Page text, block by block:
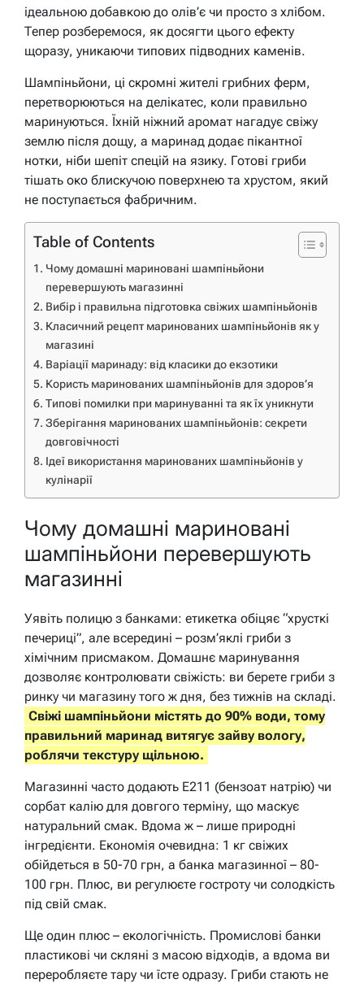
ідеальною добавкою до олів’є чи просто з хлібом.
Тепер розберемося, як досягти цього ефекту
щоразу, уникаючи типових підводних каменів.
Шампіньйони, ці скромні жителі грибних ферм,
перетворюються на делікатес, коли правильно
маринуються. Їхній ніжний аромат нагадує свіжу
землю після дощу, а маринад додає пікантної
нотки, ніби шепіт спецій на язику. Готові гриби
тішать око блискучою поверхнею та хрустом, який
не поступається фабричним.
Table of Contents
Чому домашні мариновані шампіньйони
перевершують магазинні
Вибір і правильна підготовка свіжих шампіньйонів
Класичний рецепт маринованих шампіньйонів як у
магазині
Варіації маринаду: від класики до екзотики
Користь маринованих шампіньйонів для здоров’я
Типові помилки при маринуванні та як їх уникнути
Зберігання маринованих шампіньйонів: секрети
довговічності
Ідеї використання маринованих шампіньйонів у
кулінарії
Чому домашні мариновані
шампіньйони перевершують
магазинні
Уявіть полицю з банками: етикетка обіцяє “хрусткі
печериці”, але всередині – розм’яклі гриби з
хімічним присмаком. Домашнє маринування
дозволяє контролювати свіжість: ви берете гриби з
ринку чи магазину того ж дня, без тижнів на складі.
Свіжі шампіньйони містять до 90% води, тому
правильний маринад витягує зайву вологу,
роблячи текстуру щільною.
Магазинні часто додають E211 (бензоат натрію) чи
сорбат калію для довгого терміну, що маскує
натуральний смак. Вдома ж – лише природні
інгредієнти. Економія очевидна: 1 кг свіжих
обійдеться в 50-70 грн, а банка магазинної – 80-
100 грн. Плюс, ви регулюєте гостроту чи солодкість
під свій смак.
Ще один плюс – екологічність. Промислові банки
пластикові чи скляні з масою відходів, а вдома ви
переробляєте тару чи їсте одразу. Гриби стають не